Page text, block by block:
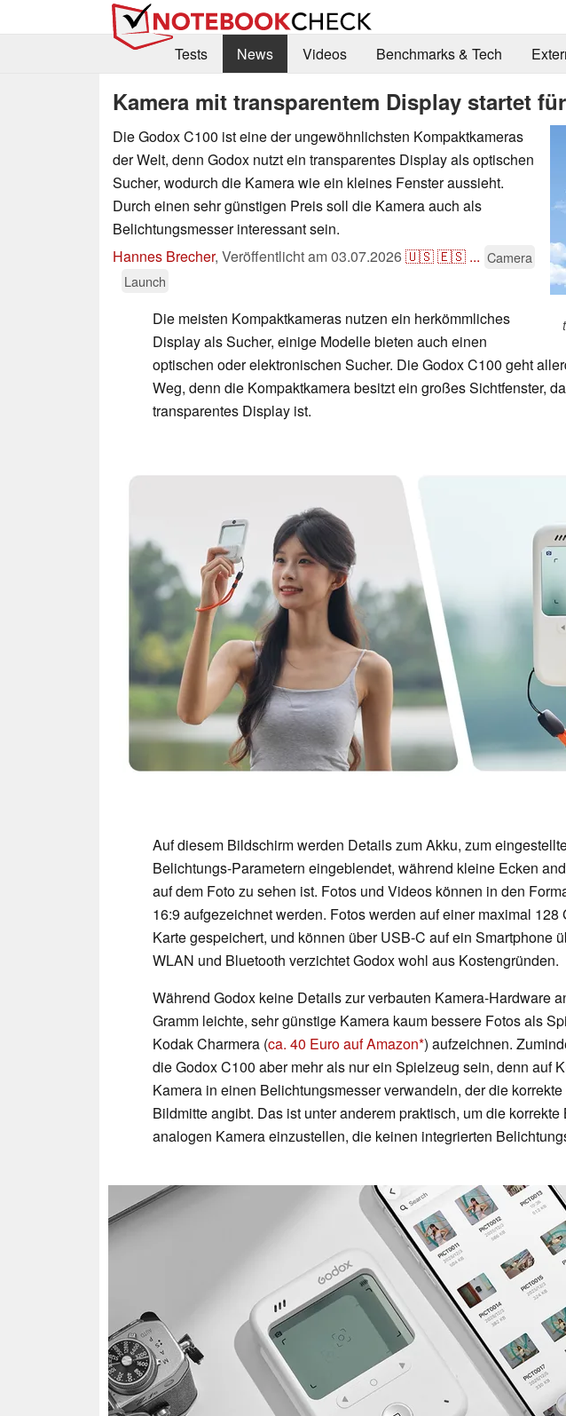
Tests
News Videos Benchmarks & Tech
Kamera mit transparentem Display startet
Die Godox C100 ist eine der ungewöhnlichsten Kompaktkameras
der Welt, denn Godox nutzt ein transparentes Display als optischen
Sucher, wodurch die Kamera wie ein kleines Fenster aussieht.
Durch einen sehr günstigen Preis soll die Kamera auch als
Belichtungsmesser interessant sein.
Hannes Brecher, Veröffentlicht am03.07.2026🇺🇸🇪🇸 ... Camera
Launch
Die meisten Kompaktkameras nutzen ein herkömmliches
Display als Sucher, einige Modelle bieten auch einen
optischen oder elektronischen Sucher. Die Godox C100 geht
Weg, denn die Kompaktkamera besitzt ein großes Sichtfenster,
transparentes Display ist.
Auf diesem Bildschirm werden Details zum Akku, zum
Belichtungs-Parametern eingeblendet, während kleine Ecken
auf dem Foto zu sehen ist. Fotos und Videos können in den
16:9 aufgezeichnet werden. Fotos werden auf einer maximal
Karte gespeichert, und können über USB-C auf ein Smartphone
WLAN und Bluetooth verzichtet Godox wohl aus Kostengründen.
Während Godox keine Details zur verbauten Kamera-Hardware
Gramm leichte, sehr günstige Kamera kaum bessere Fotos als
Kodak Charmera (ca. 40 Euro auf Amazon ) aufzeichnen.
die Godox C100 aber mehr als nur ein Spielzeug sein, denn auf
Kamera in einen Belichtungsmesser verwandeln, der die
Bildmitte angibt. Das ist unter anderem praktisch, um die
analogen Kamera einzustellen, die keinen integrierten